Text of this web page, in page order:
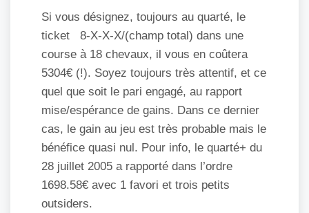
Si vous désignez, toujours au quarté, le
ticket 8-X-X-X/(champ total) dans une
course à 18 chevaux, il vous en coûtera
5304€ (!). Soyez toujours très attentif, et ce
quel que soit le pari engagé, au rapport
mise/espérance de gains. Dans ce dernier
cas, le gain au jeu est très probable mais le
bénéfice quasi nul. Pour info, le quarté+ du
28 juillet 2005 a rapporté dans l’ordre
1698.58€ avec 1 favori et trois petits
outsiders.